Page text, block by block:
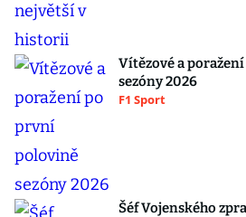
Vítězové a
sezóny 2026
F1 Sport
Šéf Vojenského